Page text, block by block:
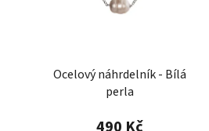
Ocelový náhrdelník - Bílá
perla